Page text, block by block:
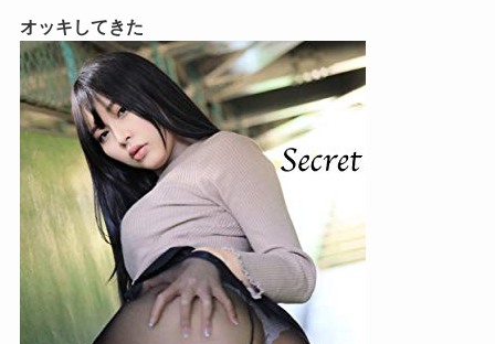
オッキしてきた